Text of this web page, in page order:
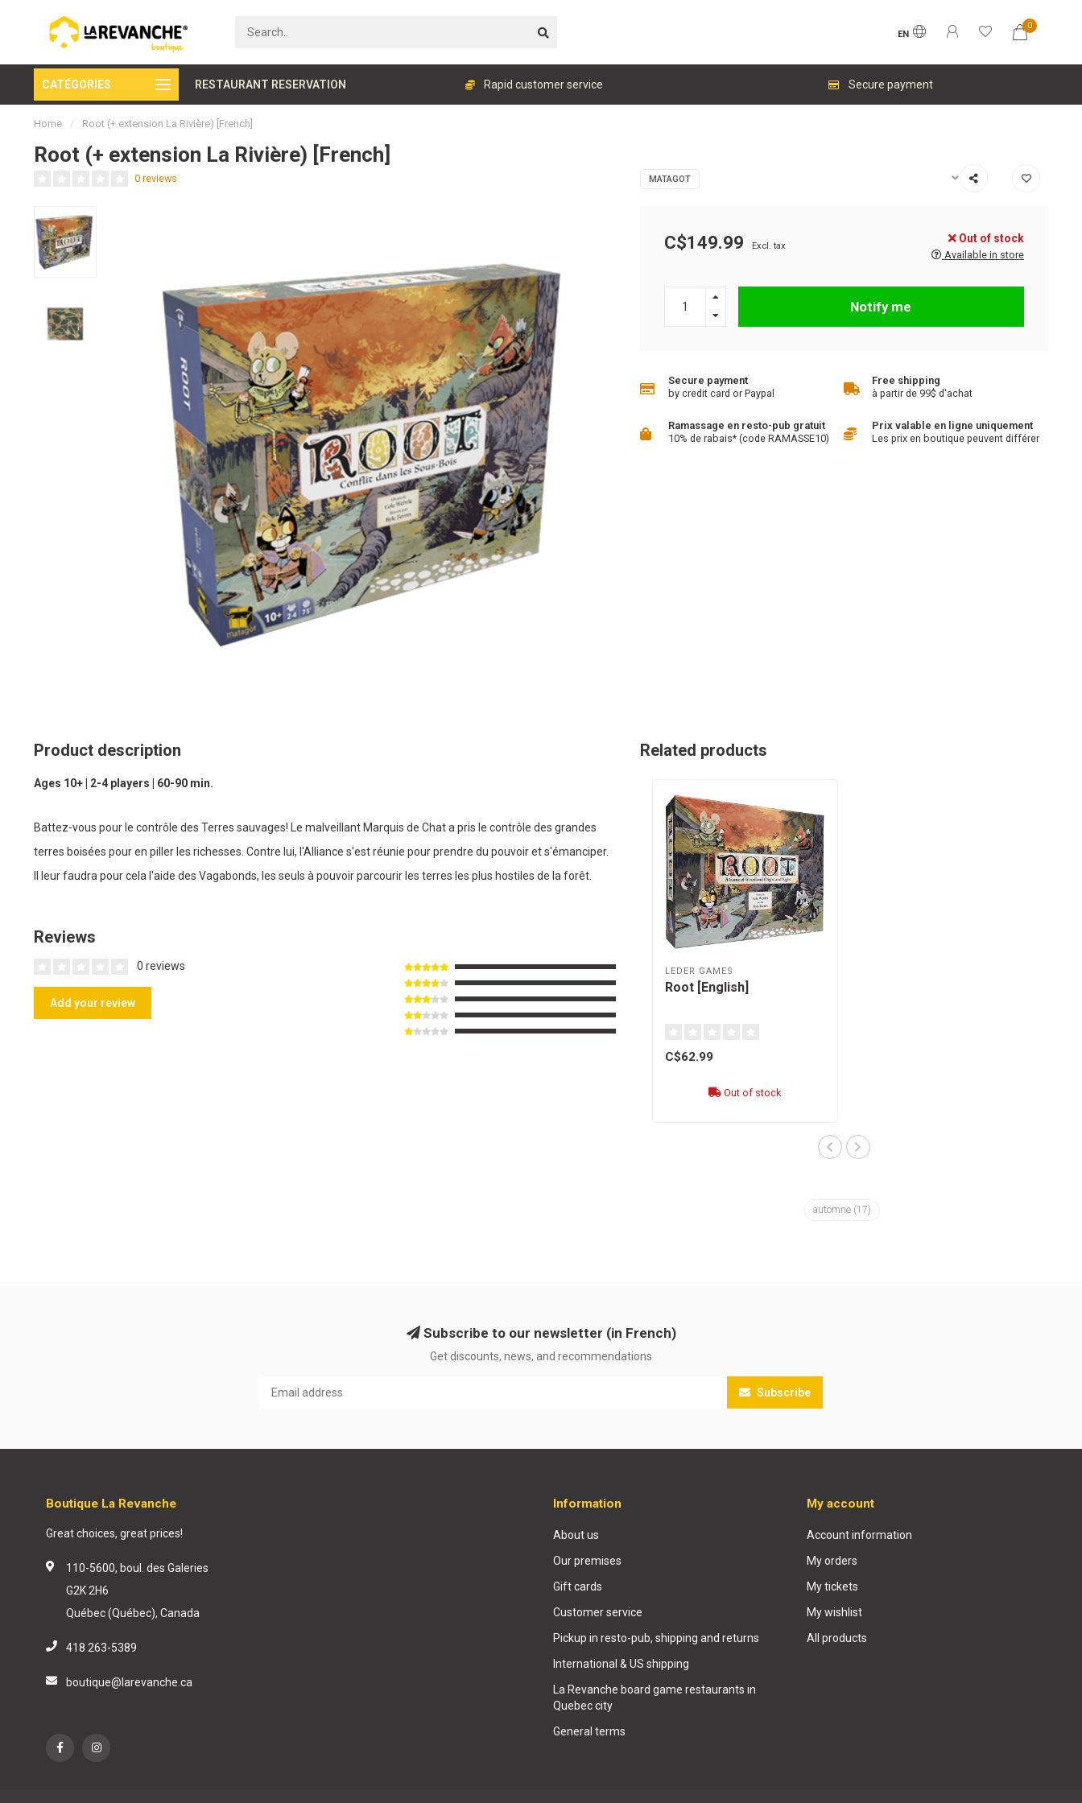
EN
0
CATÉGORIES RESTAURANT RESERVATION
Secure payment Rapid customer service Secure payment
Home / Root (+ extension La Rivière) [French]
Root (+ extension La Rivière) [French]
0 reviews MATAGOT
C$149.99 Excl. tax
Out of stock
Available in store
Notify me
Secure payment
by credit card or Paypal
Free shipping
à partir de 99$ d'achat
Ramassage en resto-pub gratuit
10% de rabais* (code RAMASSE10)
Prix valable en ligne uniquement
Les prix en boutique peuvent différer
Product description
Ages 10+ | 2-4 players | 60-90 min.
Battez-vous pour le contrôle des Terres sauvages! Le malveillant Marquis de Chat a pris le contrôle des grandes
terres boisées pour en piller les richesses. Contre lui, l'Alliance s'est réunie pour prendre du pouvoir et s'émanciper.
Il leur faudra pour cela l'aide des Vagabonds, les seuls à pouvoir parcourir les terres les plus hostiles de la forêt.
Reviews
0 reviews
Add your review
Related products
LEDER GAMES
Root [English]
C$62.99
Out of stock
automne (17)
Subscribe to our newsletter (in French)
Get discounts, news, and recommendations
Subscribe
Boutique La Revanche
Great choices, great prices!
110-5600, boul. des Galeries
G2K 2H6
Québec (Québec), Canada
418 263-5389
boutique@larevanche.ca
Information
About us
Our premises
Gift cards
Customer service
Pickup in resto-pub, shipping and returns
International & US shipping
La Revanche board game restaurants in
Quebec city
General terms
My account
Account information
My orders
My tickets
My wishlist
All products